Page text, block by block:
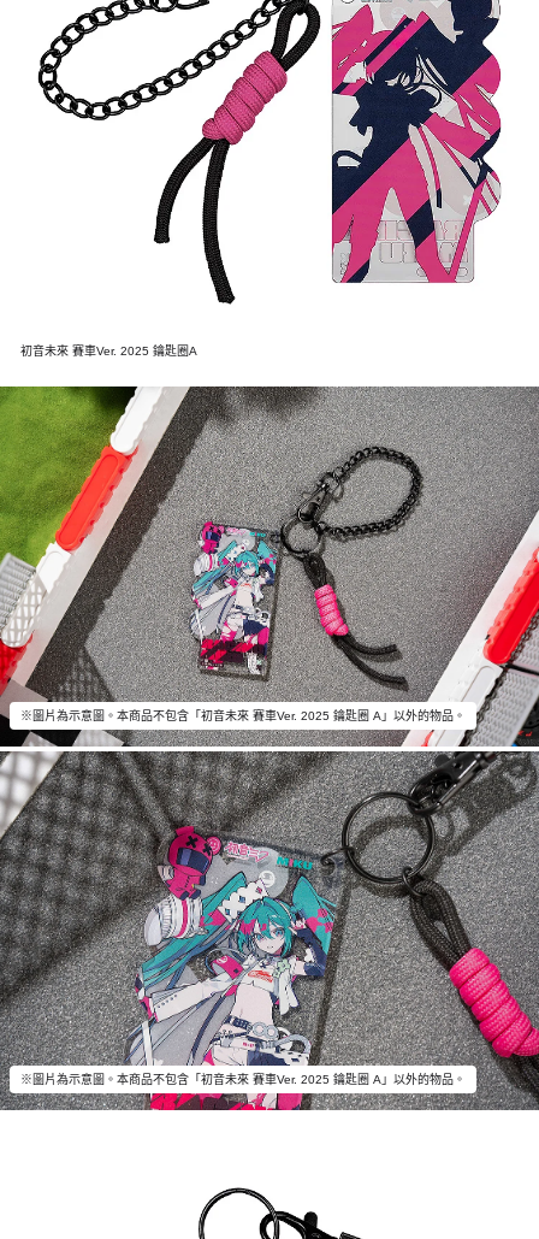
初音未來 賽車Ver. 2025 鑰匙圈A
※圖片為示意圖。本商品不包含「初音未來 賽車Ver. 2025 鑰匙圈 A」以外的物品。
※圖片為示意圖。本商品不包含「初音未來 賽車Ver. 2025 鑰匙圈 A」以外的物品。